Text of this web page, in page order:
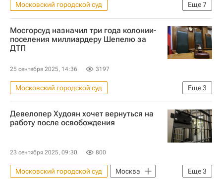
Еще7
Московский городской суд
Республика Крым
Подольск
Москва
Зиявудин Магомедов
Сумма
Мосгорсуд назначил три года колонии-
поселения миллиардеру Шепелю за
ДТП
25 сентября 2025, 14:36 3197
Еще3
Московский городской суд
Рублевское шоссе
Москва
Криминал
Девелопер Худоян хочет вернуться на
работу после освобождения
23 сентября 2025, 09:30 800
Еще3
Московский городской суд
Москва